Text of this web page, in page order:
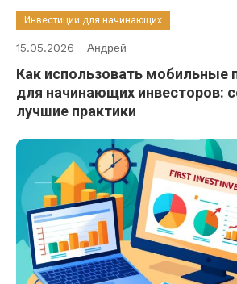
Инвестиции для начинающих
15.05.2026 Андрей
Как использовать мобильные
для начинающих инвесторов:
лучшие практики